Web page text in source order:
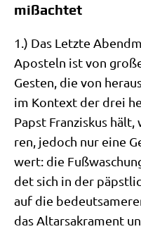
mißachtet
1.) Das Letz­te
Apo­steln ist von
Gesten, die von
im Kon­text der drei
Papst Fran­zis­kus
ren, jedoch nur eine
wert: die
det sich in der
auf die
das Altar­sa­kra­ment